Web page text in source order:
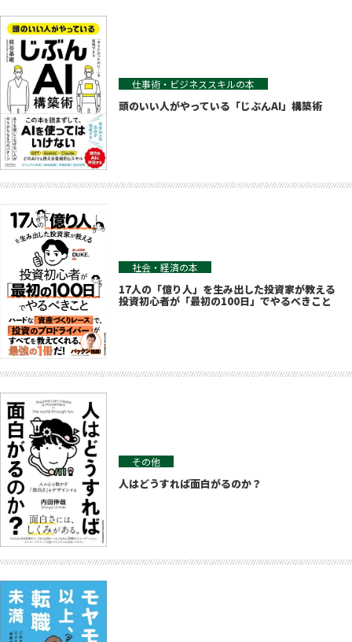
仕事術・ビジネススキルの本
頭のいい人がやっている「じぶんAI」構築術
社会・経済の本
17人の「億り人」を生み出した投資家が教える
投資初心者が「最初の100日」でやるべきこと
その他
人はどうすれば面白がるのか？